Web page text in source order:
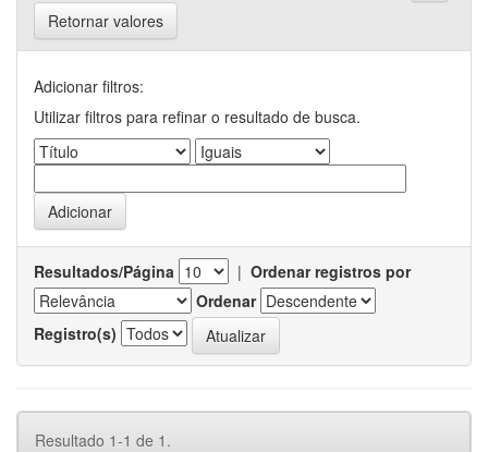
Retornar valores
Adicionar filtros:
Utilizar filtros para refinar o resultado de busca.
Resultados/Página | Ordenar registros por
Ordenar
Registro(s)
Resultado 1-1 de 1.